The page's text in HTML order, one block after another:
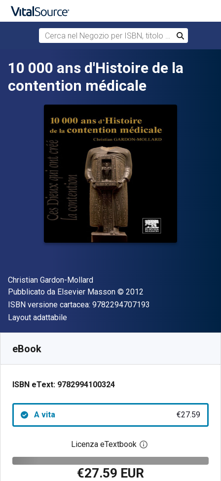
Passa al contenuto principale
Cerca nel Negozio per ISBN, titolo o autore
Cerca
10 000 ans d'Histoire de la
contention médicale
Autore(i)
Christian Gardon-Mollard
Editore
Pubblicato da Elsevier Masson Copyright
© 2012
ISBN versione cartacea: 9782294707193
Formato
Layout adattabile
eBook
ISBN eText: 9782994100324
A vita €27.59
Licenza eTextbook Apri la finestra di
€27.59 EUR